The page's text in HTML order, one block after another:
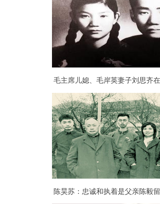
毛主席儿媳、毛岸英妻子刘思齐
92岁
陈昊苏：忠诚和执着是父亲陈毅